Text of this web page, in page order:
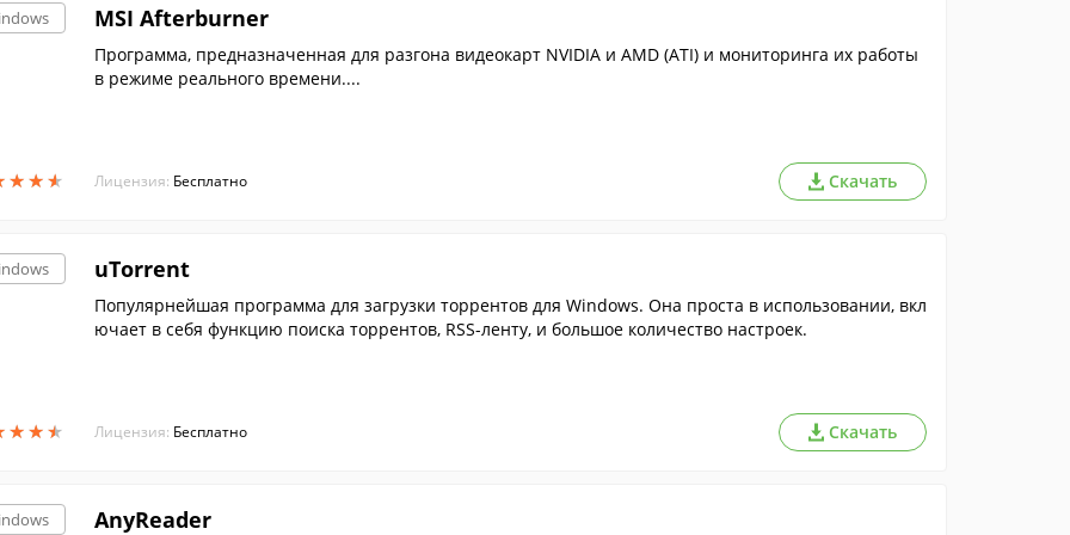
★★★
★★★
MSI Afterburner
Программа, предназначенная для разгона видеокарт NVIDIA и AMD (ATI) и мониторинга их работы
в режиме реального времени....
Лицензия: Бесплатно Скачать
★★★
★★★
uTorrent
Популярнейшая программа для загрузки торрентов для Windows. Она проста в использовании, вкл
ючает в себя функцию поиска торрентов, RSS-ленту, и большое количество настроек.
Лицензия: Бесплатно Скачать
AnyReader